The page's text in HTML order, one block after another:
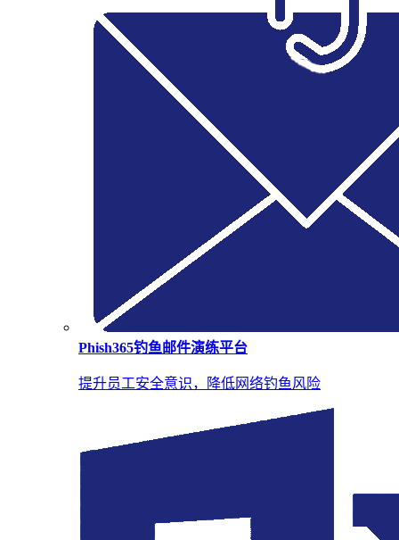
Phish365钓鱼邮件演练平台
提升员工安全意识，降低网络钓鱼风险